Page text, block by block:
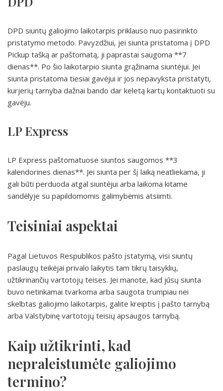
DPD siuntų galiojimo laikotarpis priklauso nuo pasirinkto
pristatymo metodo. Pavyzdžiui, jei siunta pristatoma į DPD
Pickup tašką ar paštomatą, ji paprastai saugoma **7
dienas**. Po šio laikotarpio siunta grąžinama siuntėjui. Jei
siunta pristatoma tiesiai gavėjui ir jos nepavyksta pristatyti,
kurjerių tarnyba dažnai bando dar keletą kartų kontaktuoti su
gavėju.
LP Express
LP Express paštomatuose siuntos saugomos **3
kalendorines dienas**. Jei siunta per šį laiką neatliekama, ji
gali būti perduoda atgal siuntėjui arba laikoma kitame
sandėlyje su papildomomis galimybėmis atsiimti.
Teisiniai aspektai
Pagal Lietuvos Respublikos pašto įstatymą, visi siuntų
paslaugų teikėjai privalo laikytis tam tikrų taisyklių,
užtikrinančių vartotojų teises. Jei manote, kad jūsų siunta
buvo netinkamai tvarkoma arba saugota trumpiau nei
skelbtas galiojimo laikotarpis, galite kreiptis į pašto tarnybą
arba Valstybinę vartotojų teisių apsaugos tarnybą.
Kaip užtikrinti, kad
nepraleistumėte galiojimo
termino?